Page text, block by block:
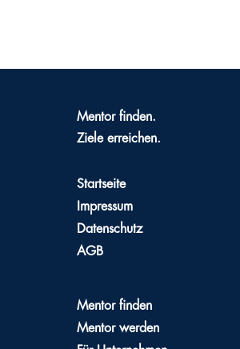
Mentor finden.
Ziele erreichen.
Startseite
Impressum
Datenschutz
AGB
Mentor finden
Mentor werden